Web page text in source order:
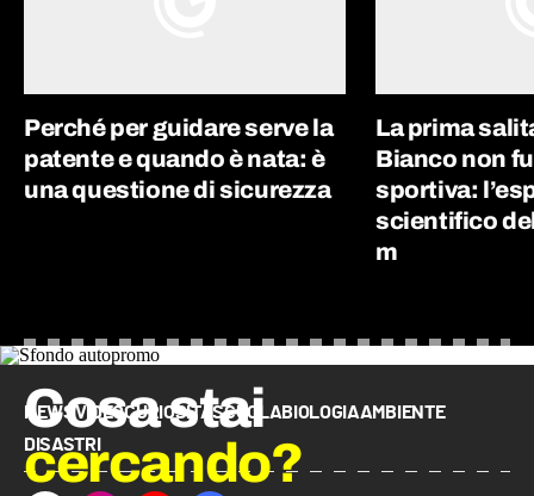
Perché per guidare serve la
patente e quando è nata: è
una questione di sicurezza
La prima
Bianco non
sportiva:
scientifico
m
Cosa stai
cercando?
NEWS VIDEOCURIOSITÀSCUOLABIOLOGIAAMBIENTE
DISASTRI